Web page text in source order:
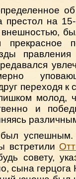
престол на
прекрасное
переходя
молод,
и
успешным.
встретили
совету,
сына герцога